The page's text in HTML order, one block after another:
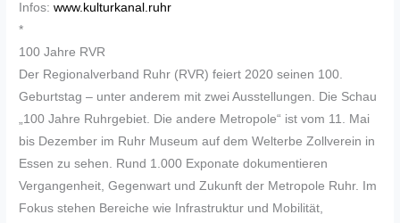
Infos:www.kulturkanal.ruhr
*
100 Jahre RVR
Der Regionalverband Ruhr (RVR) feiert 2020 seinen 100.
Geburtstag – unter anderem mit zwei Ausstellungen. Die Schau
„100 Jahre Ruhrgebiet. Die andere Metropole“ ist vom 11. Mai
bis Dezember im Ruhr Museum auf dem Welterbe Zollverein in
Essen zu sehen. Rund 1.000 Exponate dokumentieren
Vergangenheit, Gegenwart und Zukunft der Metropole Ruhr. Im
Fokus stehen Bereiche wie Infrastruktur und Mobilität,